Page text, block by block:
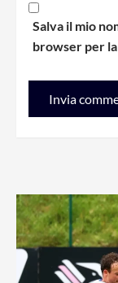
Salva il mio
browser per